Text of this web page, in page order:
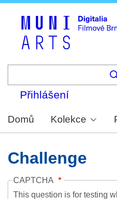
Přihlášení
Domů Kolekce
Challenge
CAPTCHA
This question is for testing